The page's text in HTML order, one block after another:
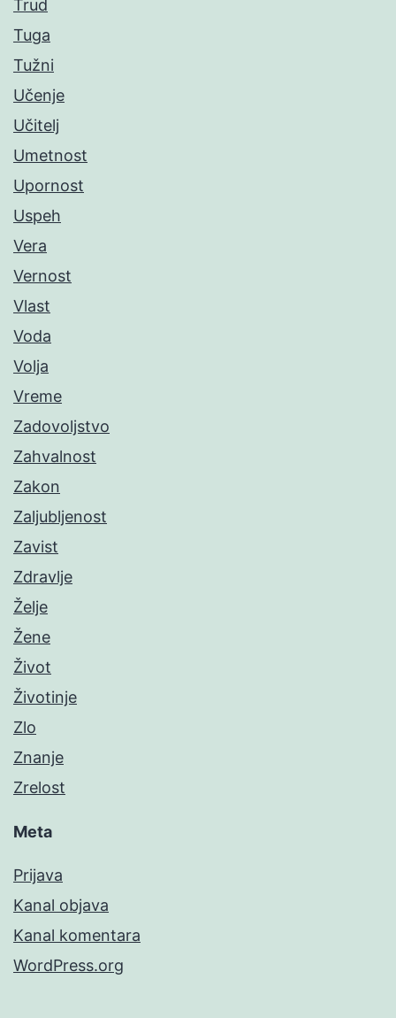
Trud
Tuga
Tužni
Učenje
Učitelj
Umetnost
Upornost
Uspeh
Vera
Vernost
Vlast
Voda
Volja
Vreme
Zadovoljstvo
Zahvalnost
Zakon
Zaljubljenost
Zavist
Zdravlje
Želje
Žene
Život
Životinje
Zlo
Znanje
Zrelost
Meta
Prijava
Kanal objava
Kanal komentara
WordPress.org